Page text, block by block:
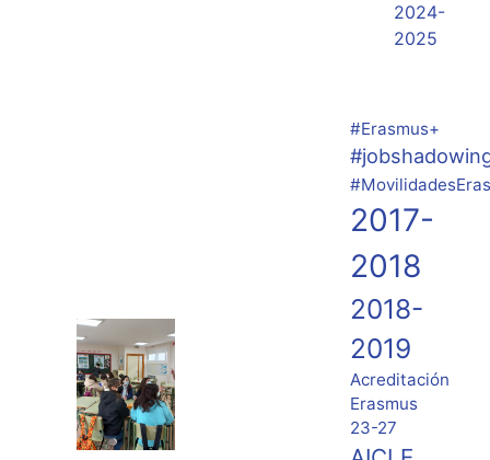
2024-
2025
#Erasmus+
2017-
2018
2018-
2019
Acreditación
Erasmus
23-27